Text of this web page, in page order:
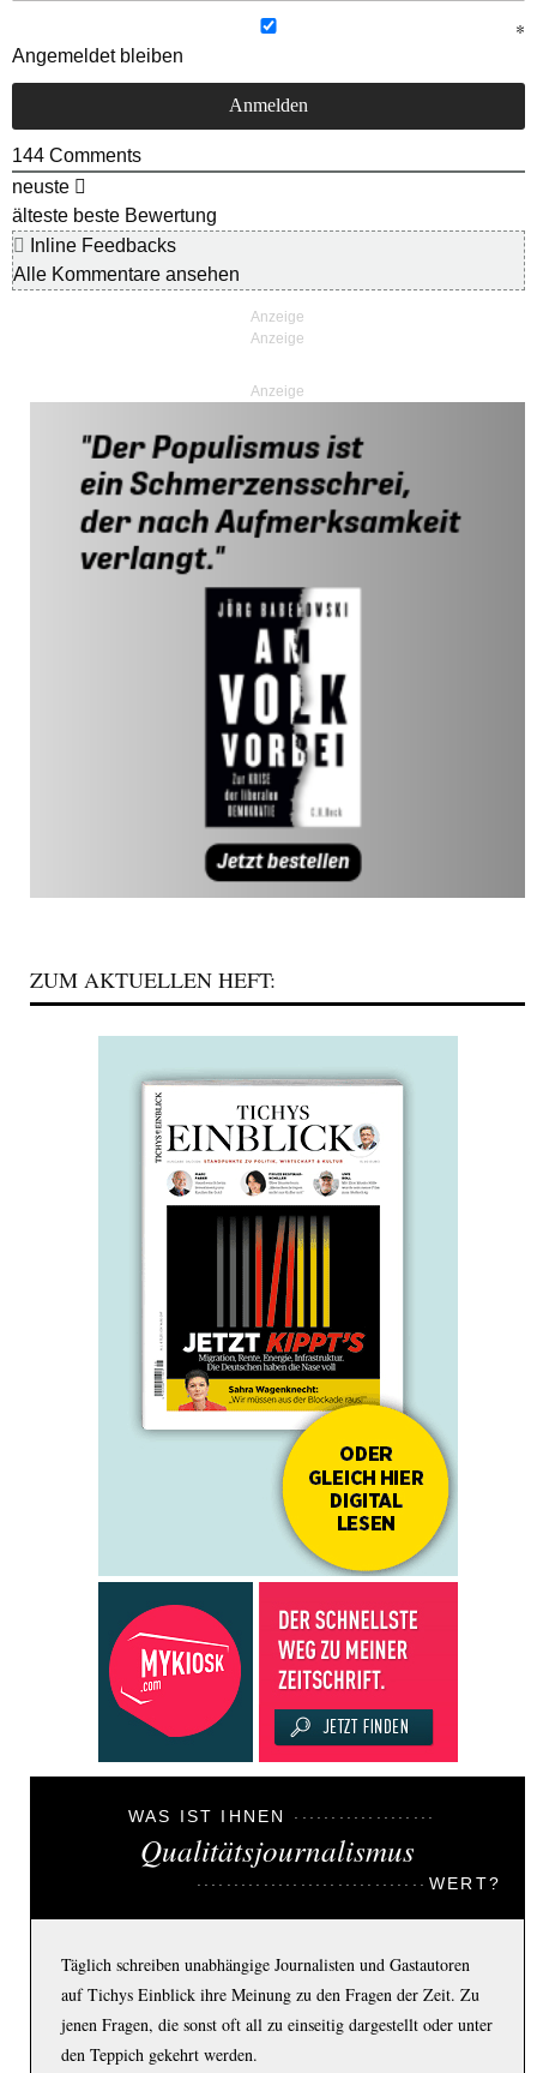
Angemeldet bleiben
144 Comments
neuste
älteste beste Bewertung
Inline Feedbacks
Alle Kommentare ansehen
Anzeige
ZUM AKTUELLEN HEFT:
WAS IST IHNEN
Qualitätsjournalismus
WERT?
Täglich schreiben unabhängige Journalisten und Gastautoren
auf Tichys Einblick ihre Meinung zu den Fragen der Zeit. Zu
jenen Fragen, die sonst oft all zu einseitig dargestellt oder unter
den Teppich gekehrt werden.